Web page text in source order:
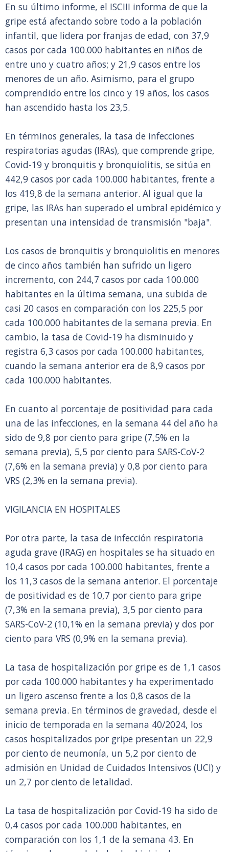
En su último informe, el ISCIII informa de que la
gripe está afectando sobre todo a la población
infantil, que lidera por franjas de edad, con 37,9
casos por cada 100.000 habitantes en niños de
entre uno y cuatro años; y 21,9 casos entre los
menores de un año. Asimismo, para el grupo
comprendido entre los cinco y 19 años, los casos
han ascendido hasta los 23,5.
En términos generales, la tasa de infecciones
respiratorias agudas (IRAs), que comprende gripe,
Covid-19 y bronquitis y bronquiolitis, se sitúa en
442,9 casos por cada 100.000 habitantes, frente a
los 419,8 de la semana anterior. Al igual que la
gripe, las IRAs han superado el umbral epidémico y
presentan una intensidad de transmisión "baja".
Los casos de bronquitis y bronquiolitis en menores
de cinco años también han sufrido un ligero
incremento, con 244,7 casos por cada 100.000
habitantes en la última semana, una subida de
casi 20 casos en comparación con los 225,5 por
cada 100.000 habitantes de la semana previa. En
cambio, la tasa de Covid-19 ha disminuido y
registra 6,3 casos por cada 100.000 habitantes,
cuando la semana anterior era de 8,9 casos por
cada 100.000 habitantes.
En cuanto al porcentaje de positividad para cada
una de las infecciones, en la semana 44 del año ha
sido de 9,8 por ciento para gripe (7,5% en la
semana previa), 5,5 por ciento para SARS-CoV-2
(7,6% en la semana previa) y 0,8 por ciento para
VRS (2,3% en la semana previa).
VIGILANCIA EN HOSPITALES
Por otra parte, la tasa de infección respiratoria
aguda grave (IRAG) en hospitales se ha situado en
10,4 casos por cada 100.000 habitantes, frente a
los 11,3 casos de la semana anterior. El porcentaje
de positividad es de 10,7 por ciento para gripe
(7,3% en la semana previa), 3,5 por ciento para
SARS-CoV-2 (10,1% en la semana previa) y dos por
ciento para VRS (0,9% en la semana previa).
La tasa de hospitalización por gripe es de 1,1 casos
por cada 100.000 habitantes y ha experimentado
un ligero ascenso frente a los 0,8 casos de la
semana previa. En términos de gravedad, desde el
inicio de temporada en la semana 40/2024, los
casos hospitalizados por gripe presentan un 22,9
por ciento de neumonía, un 5,2 por ciento de
admisión en Unidad de Cuidados Intensivos (UCI) y
un 2,7 por ciento de letalidad.
La tasa de hospitalización por Covid-19 ha sido de
0,4 casos por cada 100.000 habitantes, en
comparación con los 1,1 de la semana 43. En